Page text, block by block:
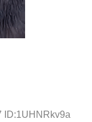
ID:1UHNRkv9a